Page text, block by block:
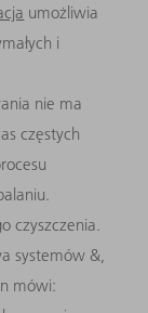
umożliwia
i
nie ma
częstych
czyszczenia.
systemów &,
mówi: